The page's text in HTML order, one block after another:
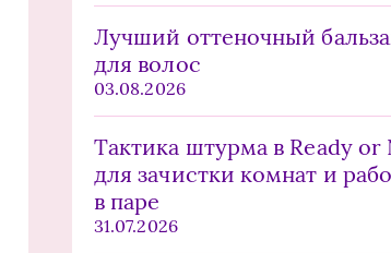
Лучший оттеночный
для волос
03.08.2026
Тактика штурма в Ready or
для зачистки комнат и
в паре
31.07.2026